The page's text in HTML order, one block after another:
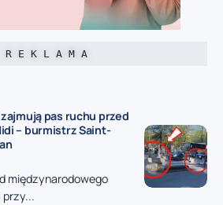
R E K L A M A
pas ruchu przed
– burmistrz Saint-
międzynarodowego
przy...